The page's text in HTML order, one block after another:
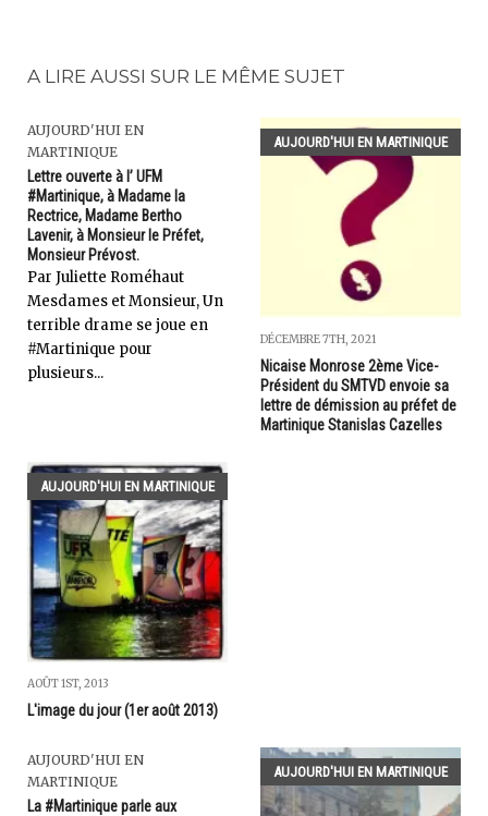
A LIRE AUSSI SUR LE MÊME SUJET
AUJOURD'HUI EN
MARTINIQUE
Lettre ouverte à l’ UFM
#Martinique, à Madame la
Rectrice, Madame Bertho
Lavenir, à Monsieur le Préfet,
Monsieur Prévost.
Par Juliette Roméhaut
Mesdames et Monsieur, Un
terrible drame se joue en
#Martinique pour
plusieurs...
AUJOURD'HUI EN MARTINIQUE
DÉCEMBRE 7TH, 2021
Nicaise Monrose 2ème Vice-
Président du SMTVD envoie sa
lettre de démission au préfet de
Martinique Stanislas Cazelles
AUJOURD'HUI EN MARTINIQUE
AOÛT 1ST, 2013
L'image du jour (1er août 2013)
AUJOURD'HUI EN
MARTINIQUE
La #Martinique parle aux
AUJOURD'HUI EN MARTINIQUE